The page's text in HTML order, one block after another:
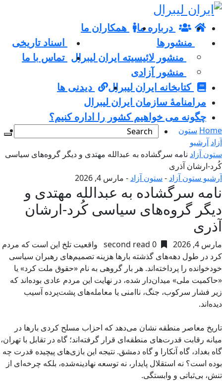
درباره ما
همکاران ما
منشورها
منشور لائیسیته ایران لیبرال
منشور آزادی
اسناد تاریخی
تماس با ما
کتابخانه ایران لیبرال
دیدنی ها
مرامنامۀ سازمان ایران لیبرال
چگونه می خواهیم کشور را اداره کنیم؟
Home ستون
آزاد آرشیو
ستون آزاد نامه سرگشاده به عبدالله مهتدی و دیگر گروه‌های سیاسی
کُرد-ارشان آذری
آرشیو ستون آزاد - ستون آزاد - مارس 4, 2026
نامه سرگشاده به عبدالله مهتدی و
دیگر گروه‌های سیاسی کُرد-ارشان
آذری
مارس 4, 2026 0 second read
واقعیت تلخ این است که مردم
کرد در طول دهه‌های گذشته بارها هزینه تصمیم‌های رهبران سیاسی
خودخوانده را پرداخته‌اند. هر بار گروهی به نام «حقوق ملت کرد» یا
«حاکمیت ملی» میدان‌دار شده، در نهایت این مردم عادی بوده‌اند که
زیر فشار سرکوب، جنگ، ناامنی یا معامله‌های پشت‌پرده آسیب
دیده‌اند.
تاریخ معاصر منطقه نشان می‌دهد که احزاب مسلح کردی بارها در
میانه رقابت قدرت‌های منطقه‌ای قرار گرفته‌اند؛ گاه در تقابل با تهران،
گاه بغداد، گاه آنکارا و گاه دمشق. نتیجه این بازی‌های پیچیده قدرت چه
بوده است؟ نه استقلال پایدار، نه توسعه نهادینه‌شده، بلکه چرخه‌ای از
تنش، بی‌ثباتی و وابستگی.